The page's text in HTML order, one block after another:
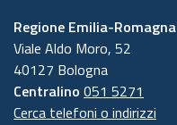
Regione Emilia-Romagna
Viale Aldo Moro, 52
40127 Bologna
Centralino 051 5271
Cerca telefoni o indirizzi